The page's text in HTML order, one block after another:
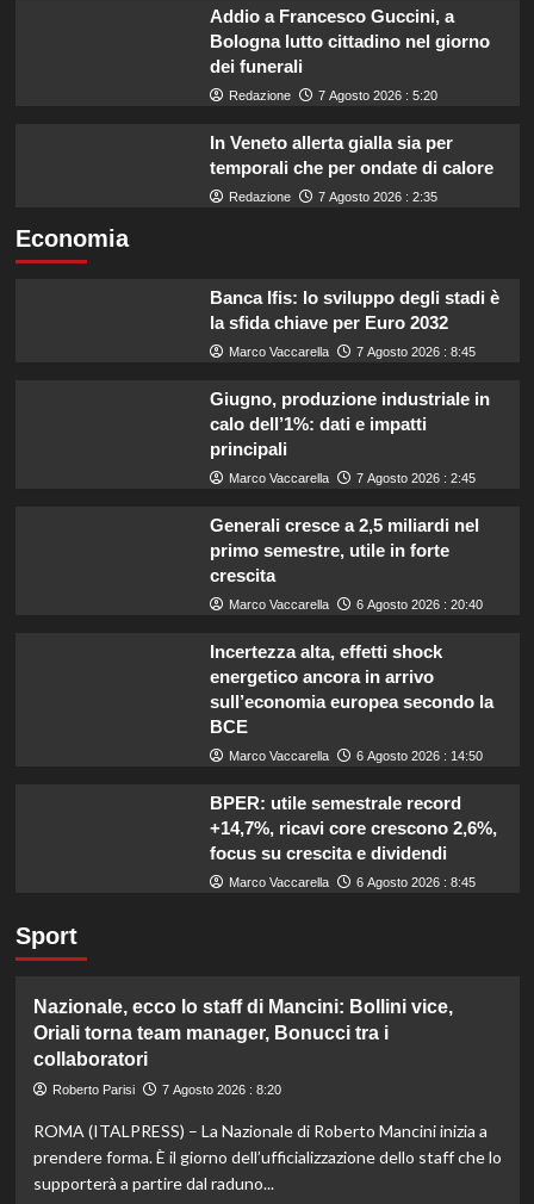
Addio a Francesco Guccini, a
Bologna lutto cittadino nel giorno
dei funerali
Redazione 7 Agosto 2026 : 5:20
In Veneto allerta gialla sia per
temporali che per ondate di calore
Redazione 7 Agosto 2026 : 2:35
Economia
Banca Ifis: lo sviluppo degli stadi è
la sfida chiave per Euro 2032
Marco Vaccarella 7 Agosto 2026 : 8:45
Giugno, produzione industriale in
calo dell’1%: dati e impatti
principali
Marco Vaccarella 7 Agosto 2026 : 2:45
Generali cresce a 2,5 miliardi nel
primo semestre, utile in forte
crescita
Marco Vaccarella 6 Agosto 2026 : 20:40
Incertezza alta, effetti shock
energetico ancora in arrivo
sull’economia europea secondo la
BCE
Marco Vaccarella 6 Agosto 2026 : 14:50
BPER: utile semestrale record
+14,7%, ricavi core crescono 2,6%,
focus su crescita e dividendi
Marco Vaccarella 6 Agosto 2026 : 8:45
Sport
Nazionale, ecco lo staff di Mancini: Bollini vice,
Oriali torna team manager, Bonucci tra i
collaboratori
Roberto Parisi 7 Agosto 2026 : 8:20
ROMA (ITALPRESS) – La Nazionale di Roberto Mancini inizia a
prendere forma. È il giorno dell’ufficializzazione dello staff che lo
supporterà a partire dal raduno...